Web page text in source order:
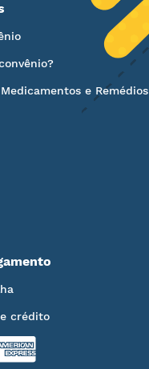
e Remédios
crédito